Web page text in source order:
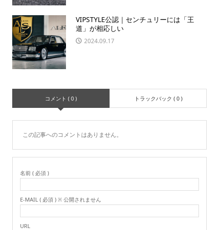
VIPSTYLE公認｜センチュリーには「王
道」が相応しい
2024.09.17
コメント ( 0 ) トラックバック ( 0 )
この記事へのコメントはありません。
名前 ( 必須 )
E-MAIL ( 必須 ) ※ 公開されません
URL